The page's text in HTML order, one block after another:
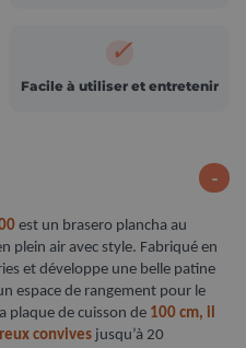
✓
Facile à utiliser et entretenir
est un brasero plancha au
plein air avec style. Fabriqué en
et développe une belle patine
espace de rangement pour le
plaque de cuisson de 100 cm, il
convivesjusqu’à 20